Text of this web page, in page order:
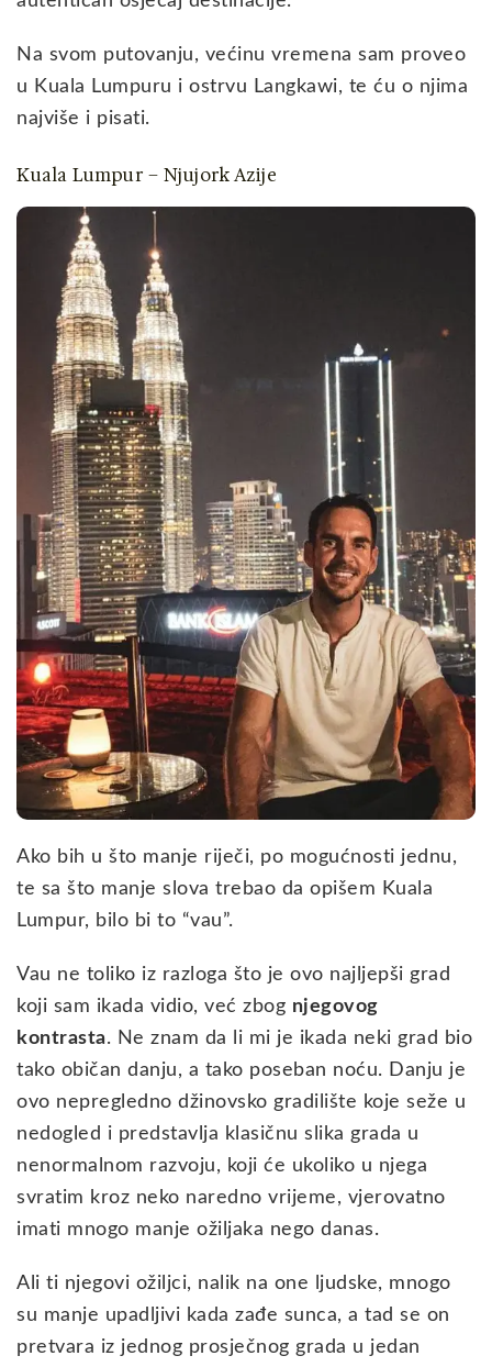
Na svom putovanju, većinu vremena sam proveo
u Kuala Lumpuru i ostrvu Langkawi, te ću o njima
najviše i pisati.
Kuala Lumpur – Njujork Azije
Ako bih u što manje riječi, po mogućnosti jednu,
te sa što manje slova trebao da opišem Kuala
Lumpur, bilo bi to “vau”.
Vau ne toliko iz razloga što je ovo najljepši grad
koji sam ikada vidio, već zbog njegovog
kontrasta. Ne znam da li mi je ikada neki grad bio
tako običan danju, a tako poseban noću. Danju je
ovo nepregledno džinovsko gradilište koje seže u
nedogled i predstavlja klasičnu slika grada u
nenormalnom razvoju, koji će ukoliko u njega
svratim kroz neko naredno vrijeme, vjerovatno
imati mnogo manje ožiljaka nego danas.
Ali ti njegovi ožiljci, nalik na one ljudske, mnogo
su manje upadljivi kada zađe sunca, a tad se on
pretvara iz jednog prosječnog grada u jedan